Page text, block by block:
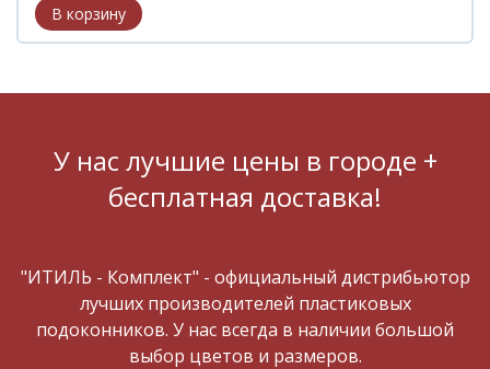
У нас лучшие цены в городе +
бесплатная доставка!
"ИТИЛЬ - Комплект" - официальный дистрибьютор
лучших производителей пластиковых
подоконников. У нас всегда в наличии большой
выбор цветов и размеров.